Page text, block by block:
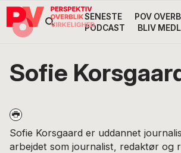
Gå
direkte
navigation
Skip
indhold
Gå
direkte
Header
SENESTE POV
PODCAST
BLIV
POV
International
Sofie
Sofie Korsgaard er uddannet
arbejdet som journalist, redaktør og